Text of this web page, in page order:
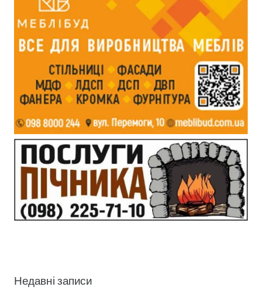
Недавні записи